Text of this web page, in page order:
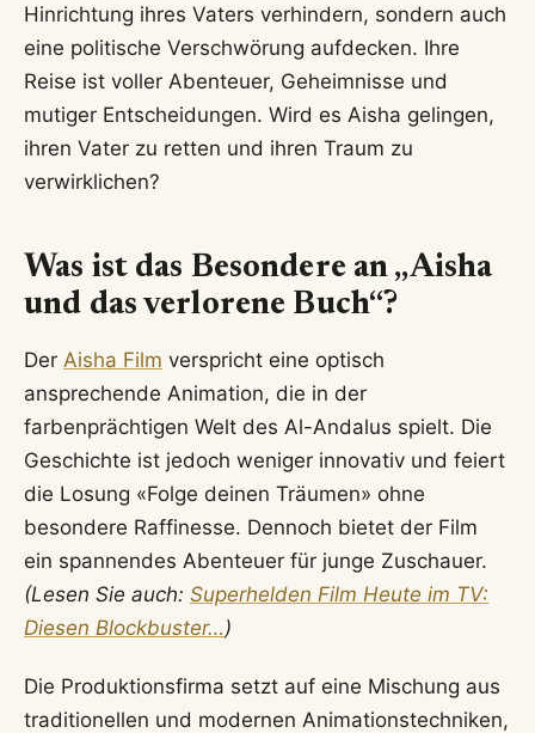
Hinrichtung ihres Vaters verhindern, sondern auch
eine politische Verschwörung aufdecken. Ihre
Reise ist voller Abenteuer, Geheimnisse und
mutiger Entscheidungen. Wird es Aisha gelingen,
ihren Vater zu retten und ihren Traum zu
verwirklichen?
Was ist das Besondere an „Aisha
und das verlorene Buch“?
Der Aisha Film verspricht eine optisch
ansprechende Animation, die in der
farbenprächtigen Welt des Al-Andalus spielt. Die
Geschichte ist jedoch weniger innovativ und feiert
die Losung «Folge deinen Träumen» ohne
besondere Raffinesse. Dennoch bietet der Film
ein spannendes Abenteuer für junge Zuschauer.
(Lesen Sie auch: Superhelden Film Heute im TV:
Diesen Blockbuster…)
Die Produktionsfirma setzt auf eine Mischung aus
traditionellen und modernen Animationstechniken,